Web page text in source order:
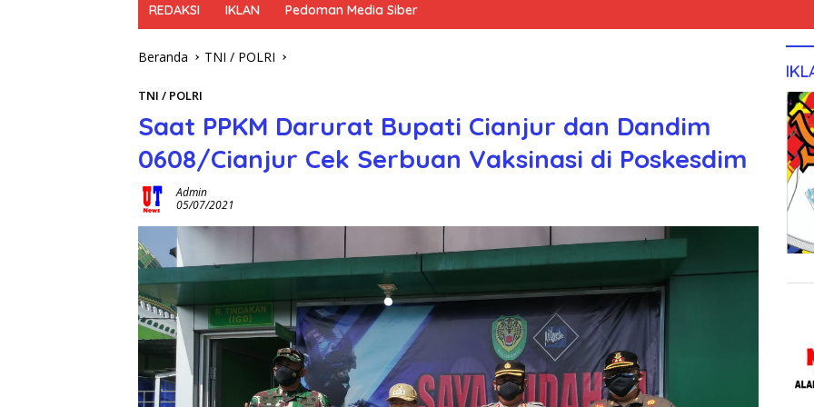
REDAKSI IKLAN Pedoman Media Siber
Beranda TNI / POLRI
TNI / POLRI
Saat PPKM Darurat Bupati Cianjur dan Dandim
0608/Cianjur Cek Serbuan Vaksinasi di Poskesdim
Admin
05/07/2021